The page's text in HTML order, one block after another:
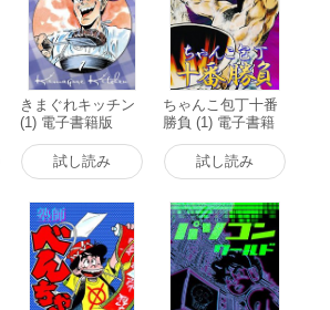
きまぐれキッチン
(1) 電子書籍版
試し読み
ちゃんこ包丁十番
勝負 (1) 電子書籍
試し読み